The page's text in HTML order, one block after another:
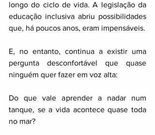
longo do ciclo de vida. A legislação da
educação inclusiva abriu possibilidades
que, há poucos anos, eram impensáveis.
E, no entanto, continua a existir uma
pergunta desconfortável que quase
ninguém quer fazer em voz alta:
Do que vale aprender a nadar num
tanque, se a vida acontece quase toda
no mar?